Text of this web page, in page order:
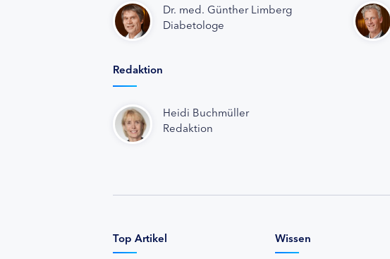
Dr. med. Günther Limberg
Diabetologe
Redaktion
Heidi Buchmüller
Redaktion
Top Artikel Wissen